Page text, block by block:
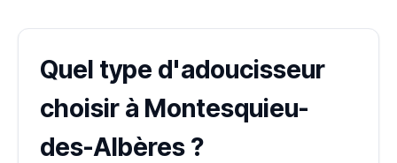
Quel type d'adoucisseur
choisir à Montesquieu-
des-Albères ?